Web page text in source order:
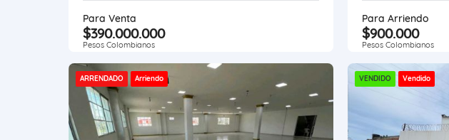
Para Venta
$390.000.000
Pesos Colombianos
Para Arriendo
$900.000
Pesos Colombianos
ARRENDADO Arriendo VENDIDO Vendido